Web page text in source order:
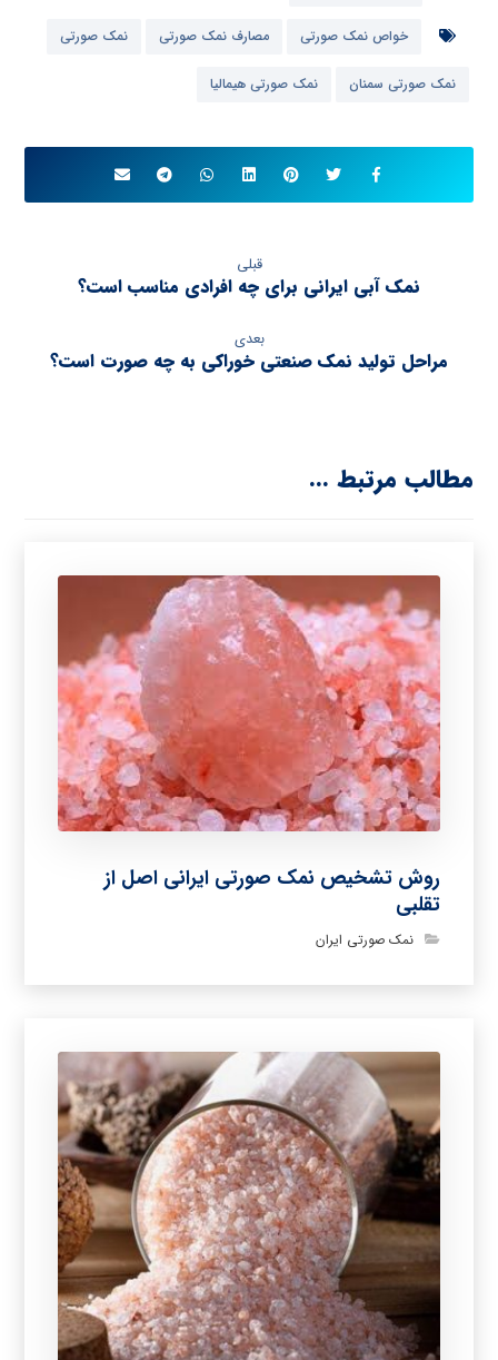
خواص نمک صورتی مصارف نمک صورتی نمک صورتی
نمک صورتی سمنان نمک صورتی هیمالیا
قبلی
نمک آبی ایرانی برای چه افرادی مناسب است؟
بعدی
مراحل تولید نمک صنعتی خوراکی به چه صورت است؟
مطالب مرتبط ...
روش تشخیص نمک صورتی ایرانی اصل از
تقلبی
نمک صورتی ایران